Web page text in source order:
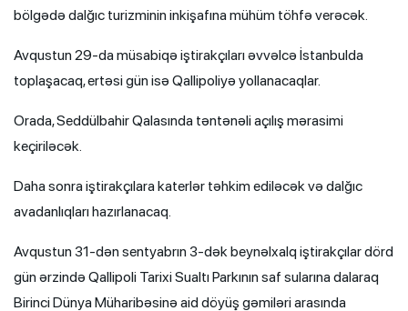
bölgədə dalğıc turizminin inkişafına mühüm töhfə verəcək.
Avqustun 29-da müsabiqə iştirakçıları əvvəlcə İstanbulda
toplaşacaq, ertəsi gün isə Qallipoliyə yollanacaqlar.
Orada, Seddülbahir Qalasında təntənəli açılış mərasimi
keçiriləcək.
Daha sonra iştirakçılara katerlər təhkim ediləcək və dalğıc
avadanlıqları hazırlanacaq.
Avqustun 31-dən sentyabrın 3-dək beynəlxalq iştirakçılar dörd
gün ərzində Qallipoli Tarixi Sualtı Parkının saf sularına dalaraq
Birinci Dünya Müharibəsinə aid döyüş gəmiləri arasında